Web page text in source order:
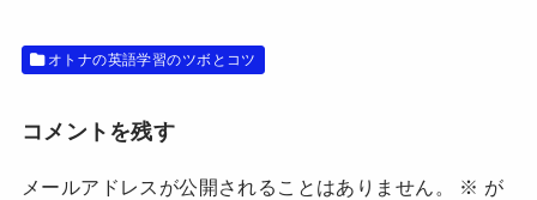
ウ
で
開
す
オトナの英語学習のツボとコツ
コメントを残す
メールアドレスが公開されることはありません。 ※ が